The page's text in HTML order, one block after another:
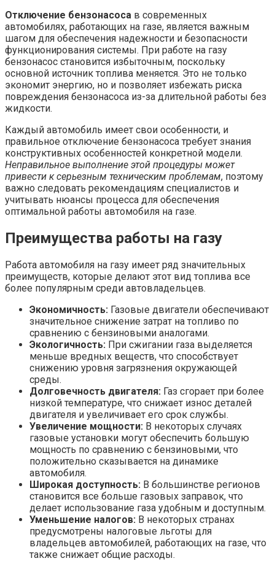
Отключение бензонасоса в современных
автомобилях, работающих на газе, является важным
шагом для обеспечения надежности и безопасности
функционирования системы. При работе на газу
бензонасос становится избыточным, поскольку
основной источник топлива меняется. Это не только
экономит энергию, но и позволяет избежать риска
повреждения бензонасоса из-за длительной работы без
жидкости.
Каждый автомобиль имеет свои особенности, и
правильное отключение бензонасоса требует знания
конструктивных особенностей конкретной модели.
Неправильное выполнение этой процедуры может
привести к серьезным техническим проблемам, поэтому
важно следовать рекомендациям специалистов и
учитывать нюансы процесса для обеспечения
оптимальной работы автомобиля на газе.
Преимущества работы на газу
Работа автомобиля на газу имеет ряд значительных
преимуществ, которые делают этот вид топлива все
более популярным среди автовладельцев.
Экономичность: Газовые двигатели обеспечивают
значительное снижение затрат на топливо по
сравнению с бензиновыми аналогами.
Экологичность: При сжигании газа выделяется
меньше вредных веществ, что способствует
снижению уровня загрязнения окружающей
среды.
Долговечность двигателя: Газ сгорает при более
низкой температуре, что снижает износ деталей
двигателя и увеличивает его срок службы.
Увеличение мощности: В некоторых случаях
газовые установки могут обеспечить большую
мощность по сравнению с бензиновыми, что
положительно сказывается на динамике
автомобиля.
Широкая доступность: В большинстве регионов
становится все больше газовых заправок, что
делает использование газа удобным и доступным.
Уменьшение налогов: В некоторых странах
предусмотрены налоговые льготы для
владельцев автомобилей, работающих на газе, что
также снижает общие расходы.